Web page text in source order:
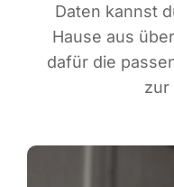
Daten kannst
Hau­se aus
dafür die
zur